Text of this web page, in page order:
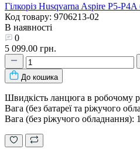
Гілкоріз Husqvarna Aspire P5-
Код товару: 9706213-02
В наявності
0
5 099.00 грн.
До кошика
Швидкість ланцюга в робочому
Вага (без батареї та ріжучого
Вага (без ріжучого обладнання):